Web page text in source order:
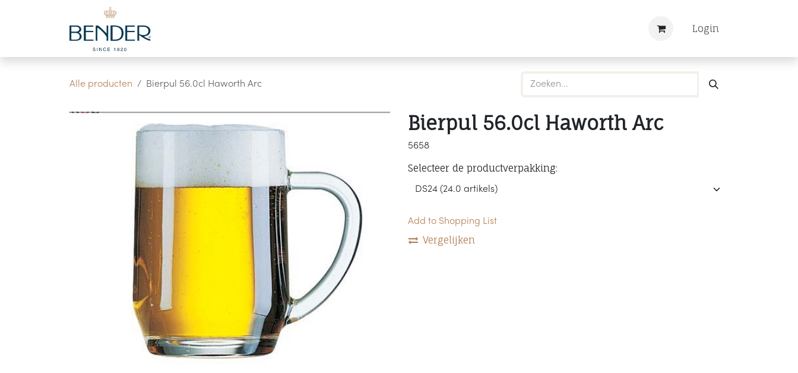
Overslaan naar inhoud
Login
Alle producten Bierpul 56.0cl Haworth Arc
Bierpul 56.0cl Haworth Arc
5658
Selecteer de productverpakking:
Add to Shopping List
Vergelijken